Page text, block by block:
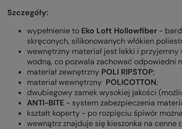
Szczegóły:
wypełnienie to Eko Loft Hollowfiber -
skręconych, silikonowanych włókien
wewnętrzny materiał jest lekki i
wodną, co pozwala zachować odpowiedni
materiał zewnętrzny POLI RIPSTOP;
materiał wewnętrzny POLICOTTON;
dwubiegowy zamek wysokiej jakości
ANTI-BITE - system zabezpieczenia
kształt koperty - po rozpięciu śpiwór
wewnątrz znajduje się kieszonka na